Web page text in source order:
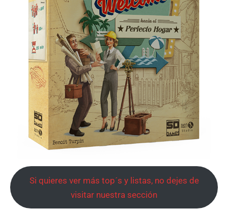
Si quieres ver más top´s y listas, no dejes de
visitar nuestra sección